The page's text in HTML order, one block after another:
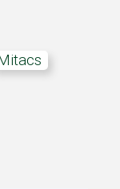
Mitacs